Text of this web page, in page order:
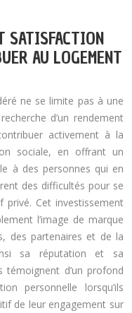
SATISFACTION
AU LOGEMENT
ne se limite pas à une
d’un rendement
activement à la
sociale, en offrant un
à des personnes qui en
des difficultés pour se
Cet investissement
l’image de marque
des partenaires et de la
sa réputation et sa
témoignent d’un profond
personnelle lorsqu’ils
de leur engagement sur